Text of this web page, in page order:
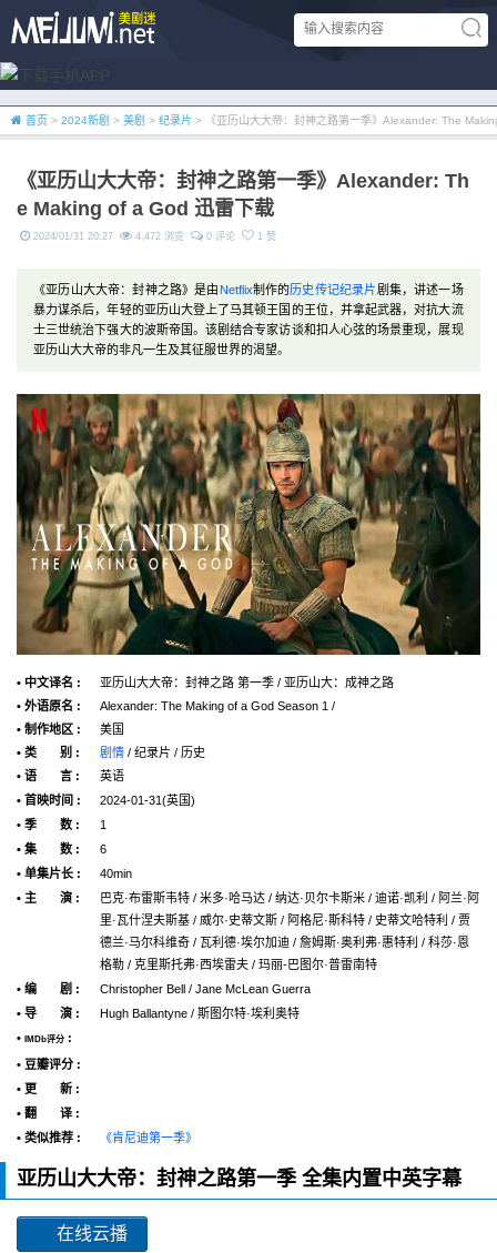
首页 > 2024新剧 > 美剧 > 纪录片 > 《亚历山大大帝：封神之路第一季》Alexander: The
《亚历山大大帝：封神之路第一季》Alexander: Th
e Making of a God 迅雷下载
2024/01/31 20:27 4,472 浏览 0 评论 1 赞
《亚历山大大帝：封神之路》是由 Netflix制作的历史传记纪录片剧集，讲述一场
暴力谋杀后，年轻的亚历山大登上了马其顿王国的王位，并拿起武器，对抗大流
士三世统治下强大的波斯帝国。该剧结合专家访谈和扣人心弦的场景重现，展现
亚历山大大帝的非凡一生及其征服世界的渴望。
• 中文译名 :
亚历山大大帝：封神之路 第一季 / 亚历山大：成神之路
• 外语原名 :
Alexander: The Making of a God Season 1 /
• 制作地区 :
美国
• 类 别 :
剧情 / 纪录片 / 历史
• 语 言 :
英语
• 首映时间 :
2024-01-31(英国)
• 季 数 :
1
• 集 数 :
6
• 单集片长 :
40min
• 主 演 :
巴克·布雷斯韦特 / 米多·哈马达 / 纳达·贝尔卡斯米 / 迪诺·凯利 / 阿兰·阿
里·瓦什涅夫斯基 / 威尔·史蒂文斯 / 阿格尼·斯科特 / 史蒂文哈特利 / 贾
德兰·马尔科维奇 / 瓦利德·埃尔加迪 / 詹姆斯·奥利弗·惠特利 / 科莎·恩
格勒 / 克里斯托弗·西埃雷夫 / 玛丽-巴图尔·普雷南特
• 编 剧 :
Christopher Bell / Jane McLean Guerra
• 导 演 :
Hugh Ballantyne / 斯图尔特·埃利奥特
• IMDb评分 :
• 豆瓣评分 :
• 更 新 :
• 翻 译 :
• 类似推荐 :
《肯尼迪第一季》
亚历山大大帝：封神之路第一季 全集内置中英字幕
在线云播